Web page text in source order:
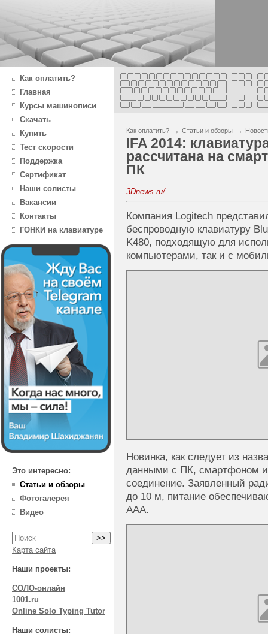
Как оплатить?
Главная
Курсы машинописи
Скачать
Купить
Тест скорости
Поддержка
Сертификат
Наши солисты
Вакансии
Контакты
ГОНКИ на клавиатуре
Это интересно:
Статьи и обзоры
Фотогалерея
Видео
Карта сайта
Наши проекты:
СОЛО-онлайн
1001.ru
Online Solo Typing Tutor
Наши солисты:
Как оплатить? → Статьи и обзоры →
IFA 2014:
рассчитана на
ПК
3Dnews.ru/
Компания Logitech
беспроводную клавиатуру
K480, подходящую для
компьютерами, так и с
Новинка, как следует из
данными с ПК, смартфоном
соединение. Заявленный
до 10 м, питание
ААА.